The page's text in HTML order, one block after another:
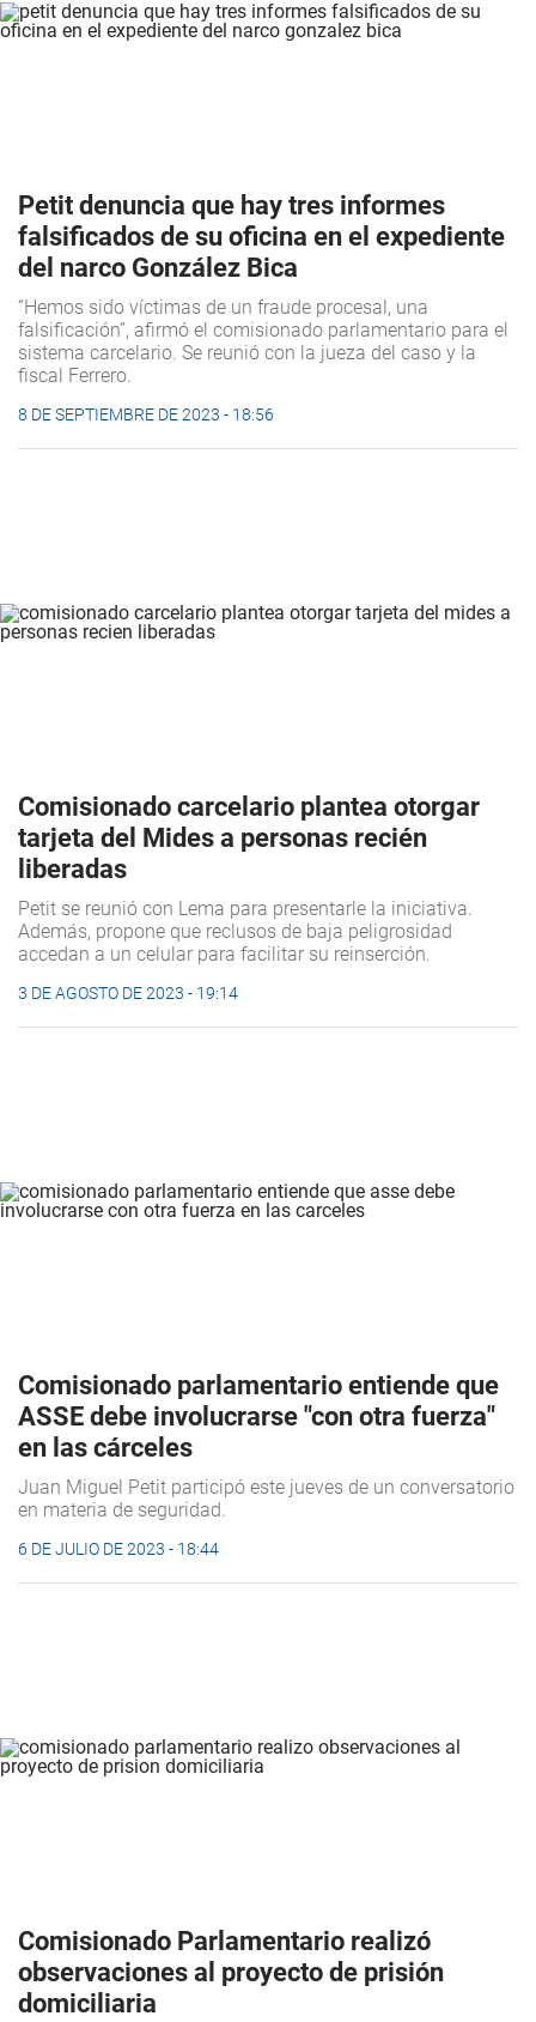
Petit denuncia que hay tres informes
falsificados de su oficina en el expediente
del narco González Bica
“Hemos sido víctimas de un fraude procesal, una
falsificación”, afirmó el comisionado parlamentario para el
sistema carcelario. Se reunió con la jueza del caso y la
fiscal Ferrero.
8 DE SEPTIEMBRE DE 2023 - 18:56
Comisionado carcelario plantea otorgar
tarjeta del Mides a personas recién
liberadas
Petit se reunió con Lema para presentarle la iniciativa.
Además, propone que reclusos de baja peligrosidad
accedan a un celular para facilitar su reinserción.
3 DE AGOSTO DE 2023 - 19:14
Comisionado parlamentario entiende que
ASSE debe involucrarse "con otra fuerza"
en las cárceles
Juan Miguel Petit participó este jueves de un conversatorio
en materia de seguridad.
6 DE JULIO DE 2023 - 18:44
Comisionado Parlamentario realizó
observaciones al proyecto de prisión
domiciliaria